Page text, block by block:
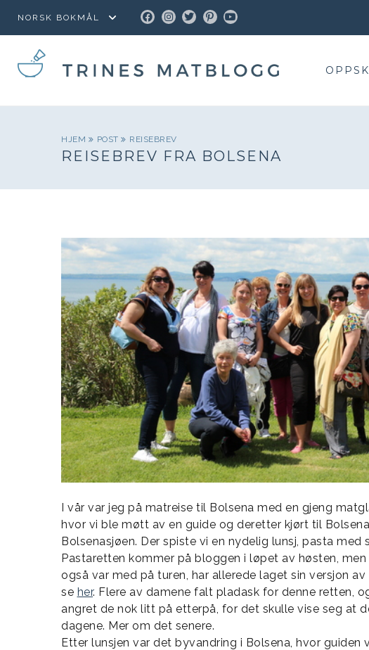
FACEBOOK
INSTAGRAM
TWITTER
PINTEREST
YOUTUBE
HJEM POST REISEBREV
REISEBREV FRA BOLSENA
I vår var jeg på matreise til Bolsena med en gjeng
hvor vi ble møtt av en guide og deretter kjørt til
Bolsenasjøen. Der spiste vi en nydelig lunsj, pasta
Pastaretten kommer på bloggen i løpet av høsten,
også var med på turen, har allerede laget sin versjon
se her. Flere av damene falt pladask for denne retten,
angret de nok litt på etterpå, for det skulle vise seg at
dagene. Mer om det senere.
Etter lunsjen var det byvandring i Bolsena, hvor guiden